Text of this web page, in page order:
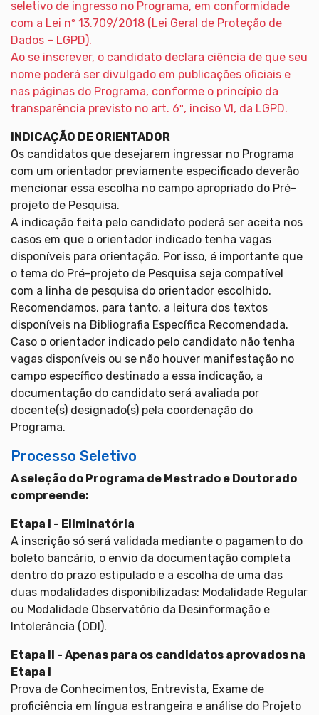
seletivo de ingresso no Programa, em conformidade
com a Lei nº 13.709/2018 (Lei Geral de Proteção de
Dados – LGPD).
Ao se inscrever, o candidato declara ciência de que seu
nome poderá ser divulgado em publicações oficiais e
nas páginas do Programa, conforme o princípio da
transparência previsto no art. 6º, inciso VI, da LGPD.
INDICAÇÃO DE ORIENTADOR
Os candidatos que desejarem ingressar no Programa
com um orientador previamente especificado deverão
mencionar essa escolha no campo apropriado do Pré-
projeto de Pesquisa.
A indicação feita pelo candidato poderá ser aceita nos
casos em que o orientador indicado tenha vagas
disponíveis para orientação. Por isso, é importante que
o tema do Pré-projeto de Pesquisa seja compatível
com a linha de pesquisa do orientador escolhido.
Recomendamos, para tanto, a leitura dos textos
disponíveis na Bibliografia Específica Recomendada.
Caso o orientador indicado pelo candidato não tenha
vagas disponíveis ou se não houver manifestação no
campo específico destinado a essa indicação, a
documentação do candidato será avaliada por
docente(s) designado(s) pela coordenação do
Programa.
Processo Seletivo
A seleção do Programa de Mestrado e Doutorado
compreende:
Etapa I - Eliminatória
A inscrição só será validada mediante o pagamento do
boleto bancário, o envio da documentação completa
dentro do prazo estipulado e a escolha de uma das
duas modalidades disponibilizadas: Modalidade Regular
ou Modalidade Observatório da Desinformação e
Intolerância (ODI).
Etapa II - Apenas para os candidatos aprovados na
Etapa I
Prova de Conhecimentos, Entrevista, Exame de
proficiência em língua estrangeira e análise do Projeto